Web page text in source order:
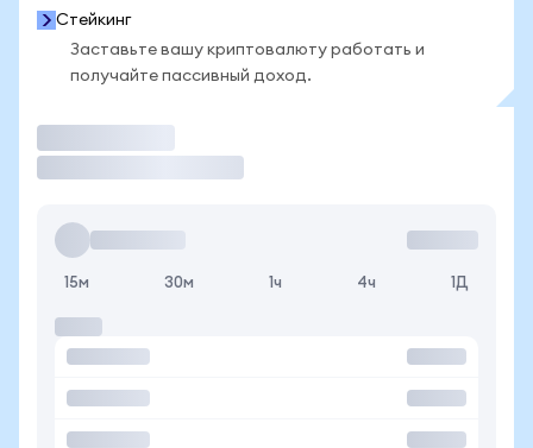
Стейкинг
Заставьте вашу криптовалюту работать и
получайте пассивный доход.
15м 30м 1ч 4ч 1Д